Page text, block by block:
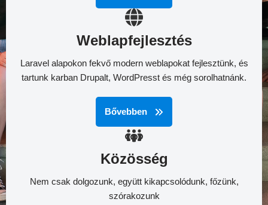
Weblapfejlesztés
Laravel alapokon fekvő modern weblapokat fejlesztünk, és
tartunk karban Drupalt, WordPresst és még sorolhatnánk.
Bővebben
Közösség
Nem csak dolgozunk, együtt kikapcsolódunk, főzünk,
szórakozunk